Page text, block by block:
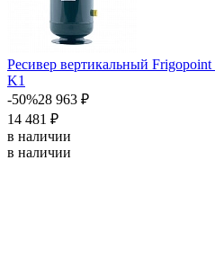
Ресивер вертикальный
K1
-50%28 963 ₽
14 481 ₽
в наличии
в наличии